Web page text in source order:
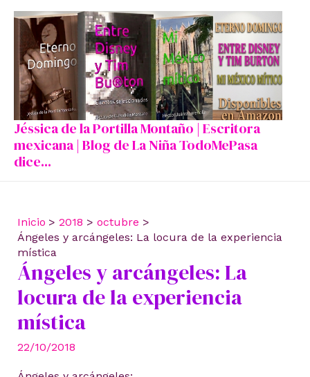
contenido
Jéssica de la Portilla Montaño | Escritora
mexicana | Blog de La Niña TodoMePasa
dice...
Inicio 2018
octubre
Ángeles y arcángeles: La locura de la experiencia
mística
Ángeles y arcángeles: La
locura de la experiencia
mística
22/10/2018